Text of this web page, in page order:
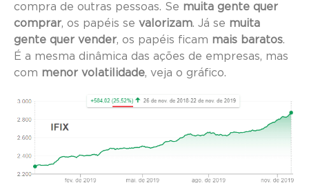
compra de outras pessoas. Se muita gente quer
comprar, os papéis se valorizam. Já se muita
gente quer vender, os papéis ficam mais baratos.
É a mesma dinâmica das ações de empresas, mas
com menor volatilidade, veja o gráfico.